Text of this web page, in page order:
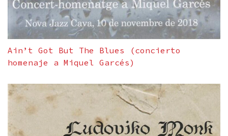
Ain’t Got But The Blues (concierto
homenaje a Miquel Garcés)